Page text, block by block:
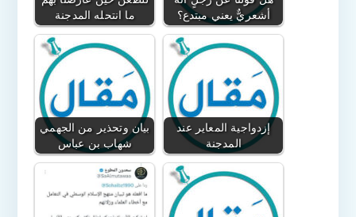
ما انتحله المدجنة
أشعريٌّ يعني مبتدع؟
بيان وتحذير من الجهمي
شهاب بن عباس
إزدواجية المعاير عند
المدجنة